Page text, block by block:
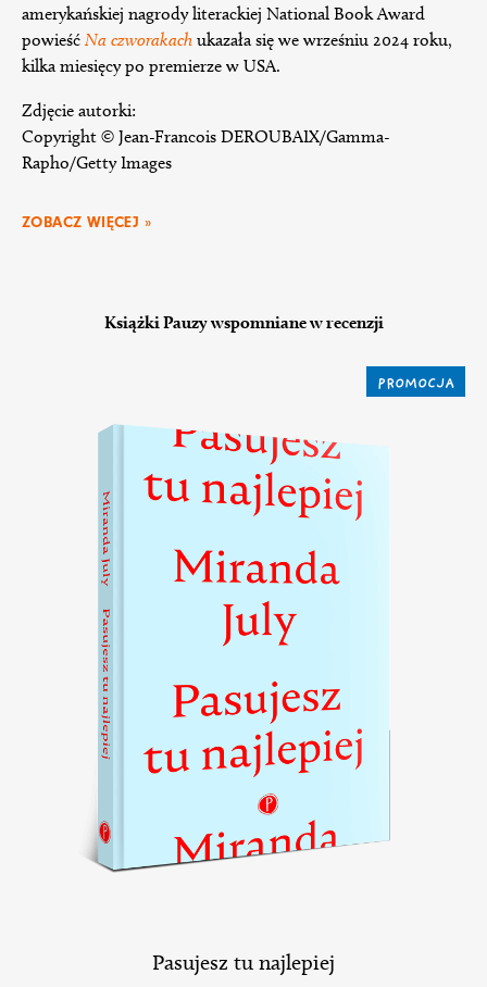
amerykańskiej nagrody literackiej National Book Award
powieść Na czworakach ukazała się we wrześniu 2024 roku,
kilka miesięcy po premierze w USA.
Zdjęcie autorki:
Copyright © Jean-Francois DEROUBAIX/Gamma-
Rapho/Getty Images
ZOBACZ WIĘCEJ »
Książki Pauzy wspomniane w recenzji
PROMOCJA
Pasujesz tu najlepiej